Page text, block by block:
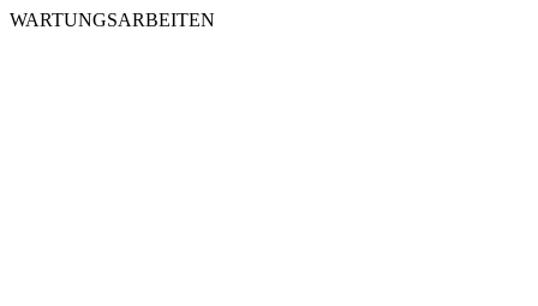
WARTUNGSARBEITEN